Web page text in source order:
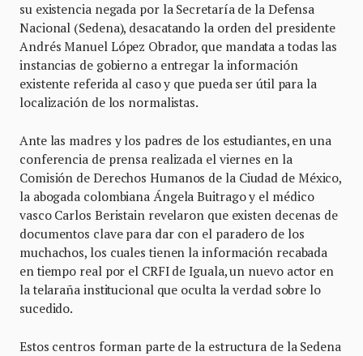
su existencia negada por la Secretaría de la Defensa
Nacional (Sedena), desacatando la orden del presidente
Andrés Manuel López Obrador, que mandata a todas las
instancias de gobierno a entregar la información
existente referida al caso y que pueda ser útil para la
localización de los normalistas.
Ante las madres y los padres de los estudiantes, en una
conferencia de prensa realizada el viernes en la
Comisión de Derechos Humanos de la Ciudad de México,
la abogada colombiana Ángela Buitrago y el médico
vasco Carlos Beristain revelaron que existen decenas de
documentos clave para dar con el paradero de los
muchachos, los cuales tienen la información recabada
en tiempo real por el CRFI de Iguala, un nuevo actor en
la telaraña institucional que oculta la verdad sobre lo
sucedido.
Estos centros forman parte de la estructura de la Sedena